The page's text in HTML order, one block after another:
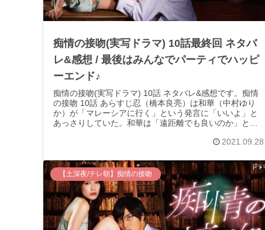
痴情の接吻(実写ドラマ) 10話最終回 ネタバ
レ&感想 / 最後はみんなでパーティでハッピ
ーエンド♪
痴情の接吻(実写ドラマ) 10話 ネタバレ&感想です。痴情
の接吻 10話 あらすじ忍（橋本良亮）は和華（中村ゆり
か）が「マレーシアに行く」という発言に「いいよ」と
あっさりしていた。和華は「遠距離でも良いのか」と微
2021.09.28
【土深夜/テレ朝】痴情の接吻